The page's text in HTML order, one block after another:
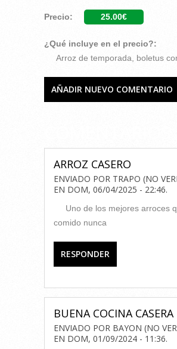
Precio: 25.00€
¿Qué incluye en el precio?:
Arroz de temporada, boletus
AÑADIR NUEVO COMENTARIO
ARROZ CASERO
ENVIADO POR TRAPO (NO
EN DOM, 06/04/2025 - 22:46.
Uno de los mejores arroces
comido nunca
RESPONDER
BUENA COCINA CASERA
ENVIADO POR BAYON (NO
EN DOM, 01/09/2024 - 11:36.